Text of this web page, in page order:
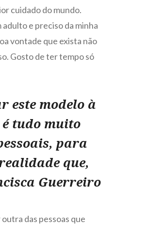
cuidado do mundo.
adulto e preciso da minha
vontade que exista não
Gosto de ter tempo só
este modelo à
tudo muito
para
que,
Guerreiro
das pessoas que